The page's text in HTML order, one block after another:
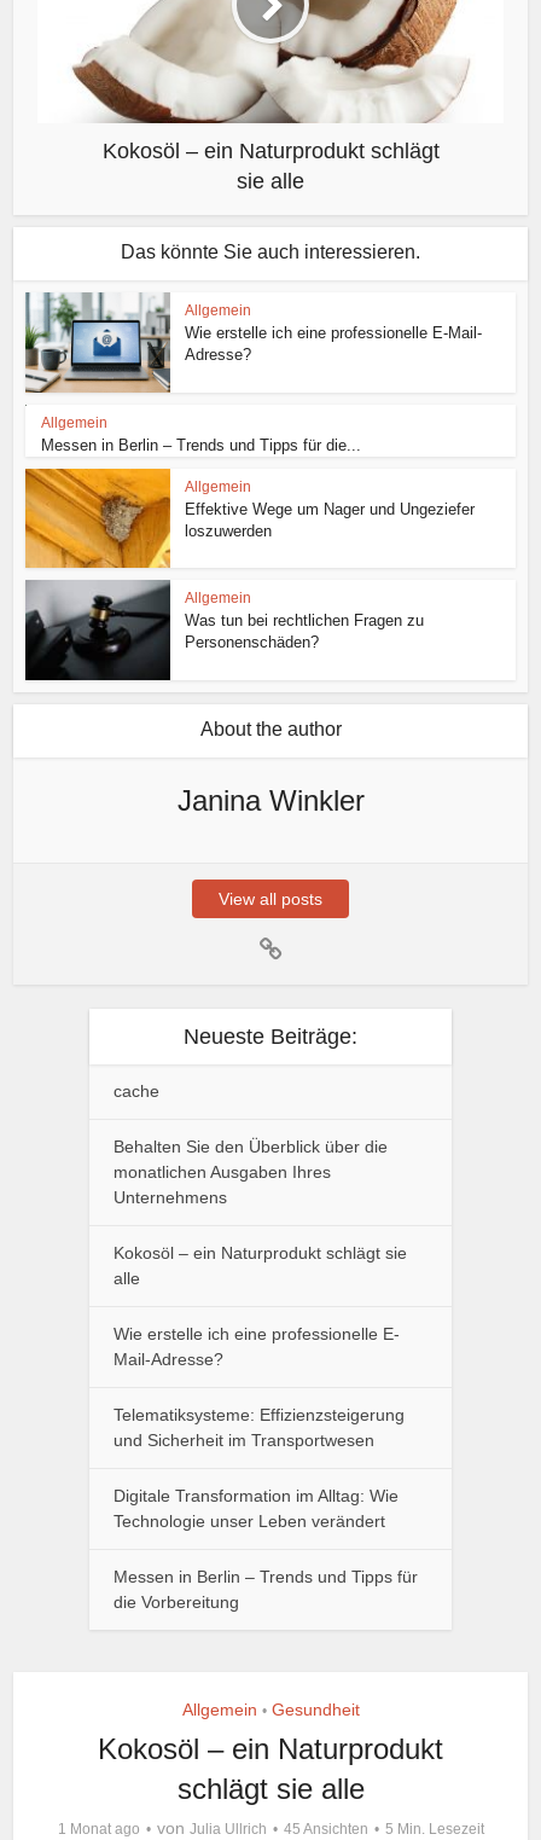
Kokosöl – ein Naturprodukt schlägt
sie alle
Das könnte Sie auch interessieren.
Allgemein
Wie erstelle ich eine professionelle E-Mail-
Adresse?
Allgemein
Messen in Berlin – Trends und Tipps für die...
Allgemein
Effektive Wege um Nager und Ungeziefer
loszuwerden
Allgemein
Was tun bei rechtlichen Fragen zu
Personenschäden?
About the author
Janina Winkler
View all posts
Neueste Beiträge:
cache
Behalten Sie den Überblick über die
monatlichen Ausgaben Ihres
Unternehmens
Kokosöl – ein Naturprodukt schlägt sie
alle
Wie erstelle ich eine professionelle E-
Mail-Adresse?
Telematiksysteme: Effizienzsteigerung
und Sicherheit im Transportwesen
Digitale Transformation im Alltag: Wie
Technologie unser Leben verändert
Messen in Berlin – Trends und Tipps für
die Vorbereitung
Allgemein • Gesundheit
Kokosöl – ein Naturprodukt
schlägt sie alle
1 Monat ago von Julia Ullrich 45 Ansichten 5 Min. Lesezeit